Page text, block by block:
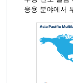
응용 분야에서